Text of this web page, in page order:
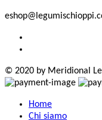
© 2020 by Meridional
Home
Chi siamo